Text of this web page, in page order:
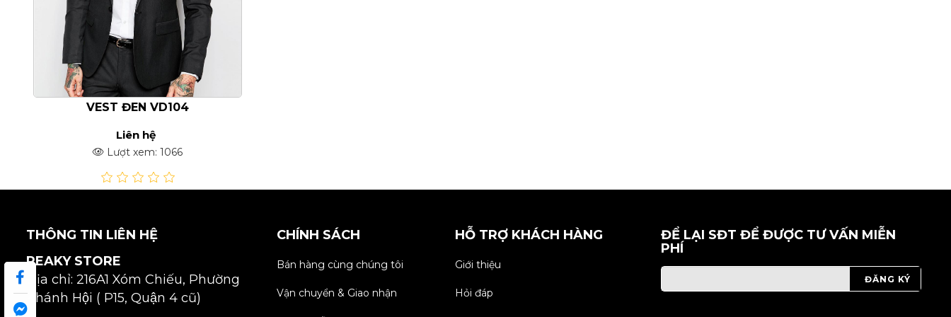
VEST ĐEN VD104
Liên hệ
Lượt xem: 1066
THÔNG TIN LIÊN HỆ
PEAKY STORE
Địa chỉ: 216A1 Xóm Chiếu, Phường
Khánh Hội ( P15, Quận 4 cũ)
CHÍNH SÁCH
Bán hàng cùng chúng tôi
Vận chuyển & Giao nhận
HỖ TRỢ KHÁCH HÀNG
Giới thiệu
Hỏi đáp
ĐỂ LẠI SĐT ĐỂ ĐƯỢC TƯ VẤN MIỄN
PHÍ
ĐĂNG KÝ